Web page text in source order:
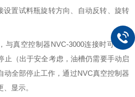
设置试料瓶旋转方向、自动反转、旋转
与真空控制器NVC-3000连接时可联动
止（出于安全考虑，油槽仍需要手动启
动全部停止工作，通过NVC真空控制器
显示。